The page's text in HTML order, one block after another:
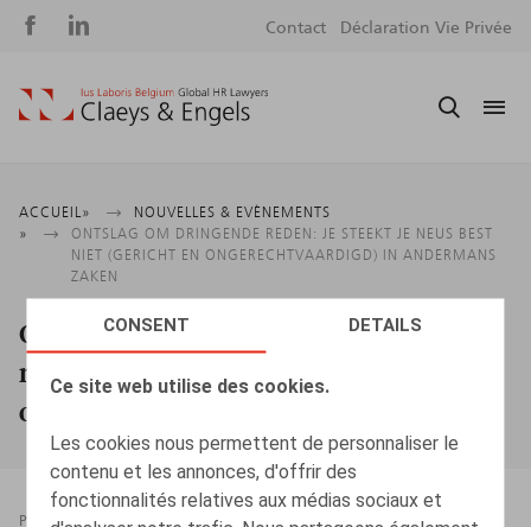
CONSENT DETAILS
Ce site web utilise des cookies.
Les cookies nous permettent de personnaliser le
contenu et les annonces, d'offrir des
fonctionnalités relatives aux médias sociaux et
Social
Contact Déclaration Vie Privée
Fil
d'Ariane
ACCUEIL
NOUVELLES & EVÈNEMENTS
ONTSLAG OM DRINGENDE REDEN: JE STEEKT JE NEUS BEST
NIET (GERICHT EN ONGERECHTVAARDIGD) IN ANDERMANS
ZAKEN
Ontslag om dringende reden: je steekt je
neus best niet (gericht en
ongerechtvaardigd) in andermans zaken
PRESSROOM 15.04.2022